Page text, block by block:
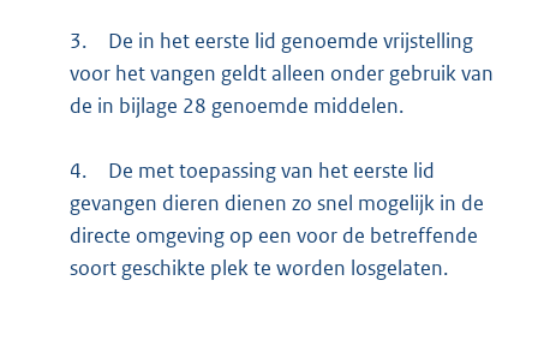
3.
De in het eerste lid genoemde vrijstelling
voor het vangen geldt alleen onder gebruik van
de in bijlage 28 genoemde middelen.
4.
De met toepassing van het eerste lid
gevangen dieren dienen zo snel mogelijk in de
directe omgeving op een voor de betreffende
soort geschikte plek te worden losgelaten.